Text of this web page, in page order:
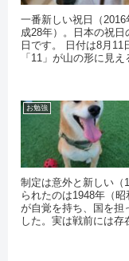
一番新しい祝日（
成28年）。日本の祝
日です。 日付は8月11
「11」が山の形に見え
お勉強
制定は意外と新しい（
られたのは1948年（
が自覚を持ち、国を担
した。実は戦前には存